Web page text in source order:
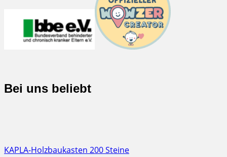
Bei uns beliebt
KAPLA-Holzbaukasten 200 Steine